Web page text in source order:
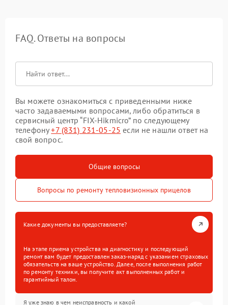
FAQ. Ответы на вопросы
Вы можете ознакомиться с приведенными ниже
часто задаваемыми вопросами, либо обратиться в
сервисный центр “FIX-Hikmicro” по следующему
телефону+7 (831) 231-05-25 если не нашли ответ на
свой вопрос.
Общие вопросы
Вопросы по ремонту тепловизионных прицелов
Какие документы вы предоставляете?
На этапе приема устройства на диагностику и последующий
ремонт вам будет предоставлен заказ-наряд с указанием страховых
обязательств на ваше устройство. Далее, после выполнения работ
по ремонту техники, вы получите акт выполненных работ и
гарантийный талон.
Я уже знаю в чем неисправность и какой